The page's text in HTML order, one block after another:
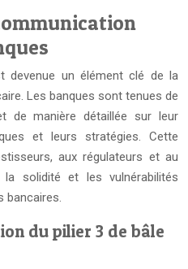
devenue un élément clé de la
Les banques sont tenues de
de manière détaillée sur leur
et leurs stratégies. Cette
aux régulateurs et au
solidité et les vulnérabilités
bancaires.
du pilier 3 de bâle